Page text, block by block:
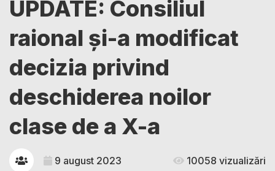
UPDATE: Consiliul
raional și-a modificat
decizia privind
deschiderea noilor
clase de a X-a
9 august 2023 10058 vizualizări